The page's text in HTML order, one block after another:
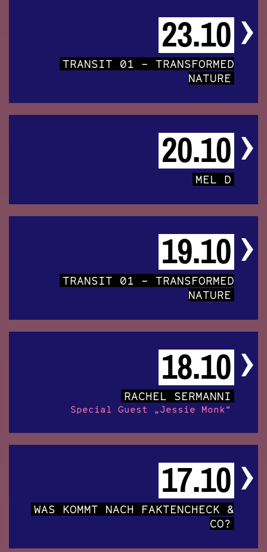
23.10
TRANSIT 01 – TRANSFORMED
NATURE
20.10
MEL D
19.10
TRANSIT 01 – TRANSFORMED
NATURE
18.10
RACHEL SERMANNI
Special Guest „Jessie Monk“
17.10
WAS KOMMT NACH FAKTENCHECK &
CO?